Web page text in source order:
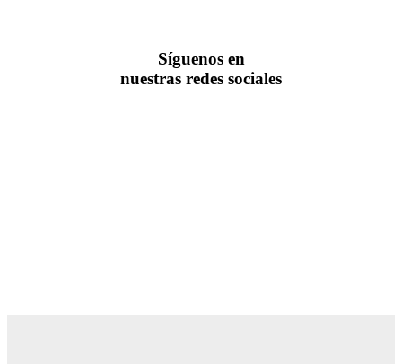
Síguenos en
nuestras redes sociales